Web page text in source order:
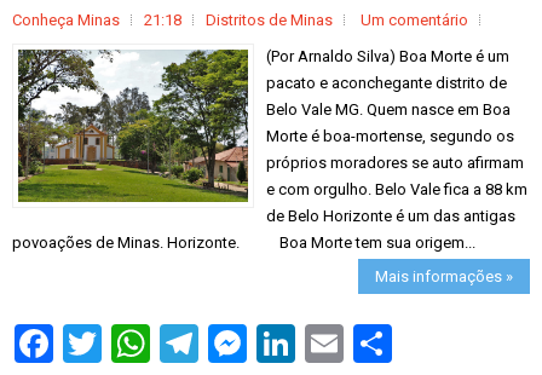
Conheça Minas 21:18 Distritos de Minas
Um comentário
(Por Arnaldo Silva) Boa Morte é um
pacato e aconchegante distrito de
Belo Vale MG. Quem nasce em Boa
Morte é boa-mortense, segundo os
próprios moradores se auto afirmam
e com orgulho. Belo Vale fica a 88 km
de Belo Horizonte é um das antigas
povoações de Minas. Horizonte. Boa Morte tem sua origem...
Mais informações »